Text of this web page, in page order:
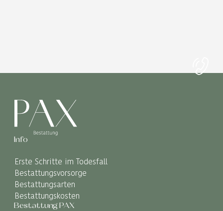
Info
Erste Schritte im Todesfall
Bestattungsvorsorge
Bestattungsarten
Bestattungskosten
Bestattung PAX